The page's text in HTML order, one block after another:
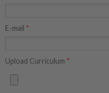
E-mail *
Upload Curriculum *